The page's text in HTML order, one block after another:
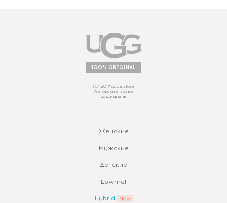
100% ORIGINAL
(С) 2017 uggs.store
Авторские права
защищены
Женские
Мужские
Детские
Lowmel
Hybrid